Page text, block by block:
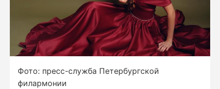
Фото: пресс-служба Петербургской
филармонии